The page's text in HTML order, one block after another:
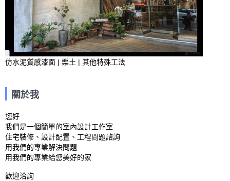
仿水泥質感漆面 | 樂土 | 其他特殊工法
關於我
您好
我們是一個簡單的室內設計工作室
住宅裝修、設計配置、工程問題諮詢
用我們的專業解決問題
用我們的專業給您美好的家
歡迎洽詢